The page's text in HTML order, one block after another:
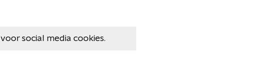
voor social media cookies.